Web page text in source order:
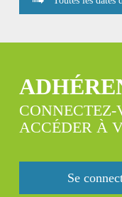
CONNECTEZ-
ACCÉDER À
Se